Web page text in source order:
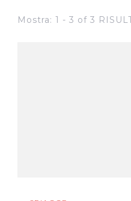
Mostra: 1 - 3 of 3